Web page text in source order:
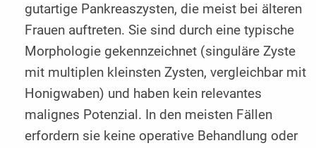
gutartige Pankreaszysten, die meist bei älteren
Frauen auftreten. Sie sind durch eine typische
Morphologie gekennzeichnet (singuläre Zyste
mit multiplen kleinsten Zysten, vergleichbar mit
Honigwaben) und haben kein relevantes
malignes Potenzial. In den meisten Fällen
erfordern sie keine operative Behandlung oder